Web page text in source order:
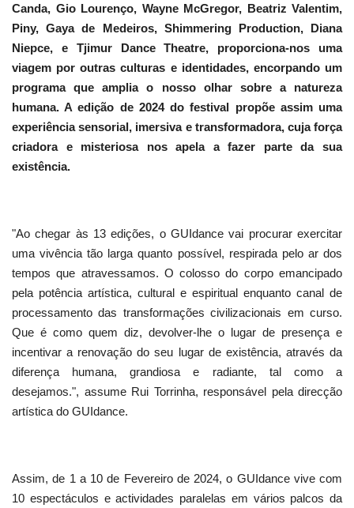
Canda, Gio Lourenço, Wayne McGregor, Beatriz Valentim,
Piny, Gaya de Medeiros, Shimmering Production, Diana
Niepce, e Tjimur Dance Theatre, proporciona-nos uma
viagem por outras culturas e identidades, encorpando um
programa que amplia o nosso olhar sobre a natureza
humana. A edição de 2024 do festival propõe assim uma
experiência sensorial, imersiva e transformadora, cuja força
criadora e misteriosa nos apela a fazer parte da sua
existência.
"Ao chegar às 13 edições, o GUIdance vai procurar exercitar
uma vivência tão larga quanto possível, respirada pelo ar dos
tempos que atravessamos. O colosso do corpo emancipado
pela potência artística, cultural e espiritual enquanto canal de
processamento das transformações civilizacionais em curso.
Que é como quem diz, devolver-lhe o lugar de presença e
incentivar a renovação do seu lugar de existência, através da
diferença humana, grandiosa e radiante, tal como a
desejamos.", assume Rui Torrinha, responsável pela direcção
artística do GUIdance.
Assim, de 1 a 10 de Fevereiro de 2024, o GUIdance vive com
10 espectáculos e actividades paralelas em vários palcos da